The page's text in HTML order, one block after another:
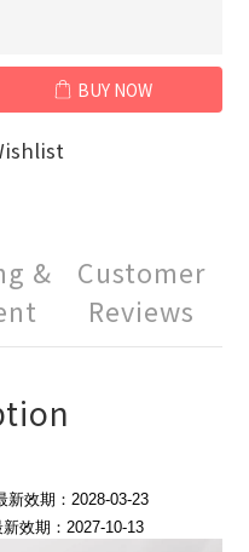
BUY NOW
&
Customer
Reviews
新效期： 2028-03-23
效期：2027-10-13